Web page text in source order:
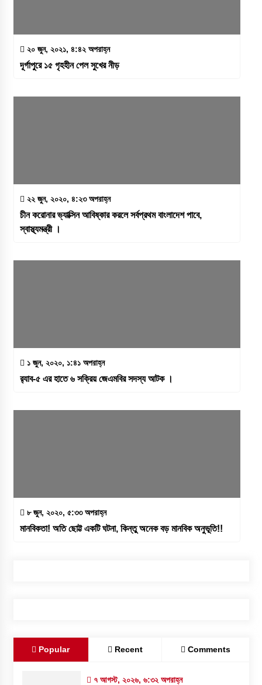
২০ জুন, ২০২১, ৪:৪২ অপরাহ্ন
দূর্গাপুরে ১৫ গৃহহীন পেল সুখের নীড়
২২ জুন, ২০২০, ৪:২৩ অপরাহ্ন
চীন করোনার ভ্যাক্সিন আবিষ্কার করলে সর্বপ্রথম বাংলাদেশ পাবে,
স্বাস্থ্যমন্ত্রী ।
১ জুন, ২০২০, ১:৪১ অপরাহ্ন
র‌্যাব-৫ এর হাতে ৬ সক্রিয় জেএমবির সদস্য আটক ।
৮ জুন, ২০২০, ৫:৩৩ অপরাহ্ন
মানবিকতা! অতি ছোট্ট একটি ঘটনা, কিন্তু অনেক বড় মানবিক অনুভূতি!!
Popular Recent Comments
৭ আগস্ট, ২০২৬, ৬:৩২ অপরাহ্ন